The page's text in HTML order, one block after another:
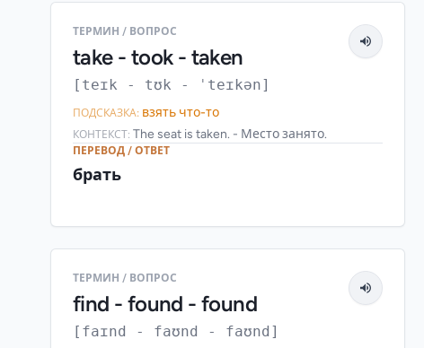
ТЕРМИН / ВОПРОС
take - took - taken
[teɪk - tʊk - ˈteɪkən]
ПОДСКАЗКА: взять что-то
КОНТЕКСТ: The seat is taken. - Место занято.
ПЕРЕВОД / ОТВЕТ
брать
ТЕРМИН / ВОПРОС
find - found - found
[faɪnd - faʊnd - faʊnd]